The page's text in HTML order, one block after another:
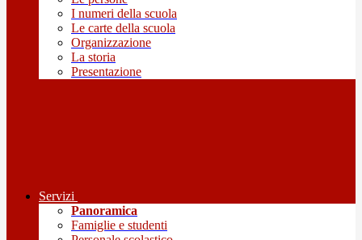
I numeri della scuola
Le carte della scuola
Organizzazione
La storia
Presentazione
Servizi
Panoramica
Famiglie e studenti